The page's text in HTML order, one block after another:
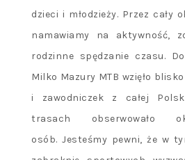
dzieci i młodzieży. Przez cały
namawiamy na aktywność,
rodzinne spędzanie czasu.
Milko Mazury MTB wzięło
i zawodniczek z całej
trasach obserwowało
osób. Jesteśmy pewni, że w